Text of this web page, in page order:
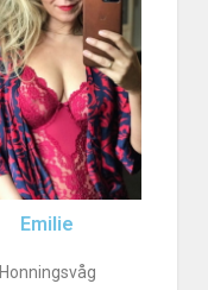
Emilie
Honningsvåg